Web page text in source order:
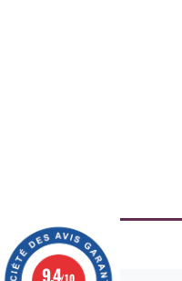
9.4/10